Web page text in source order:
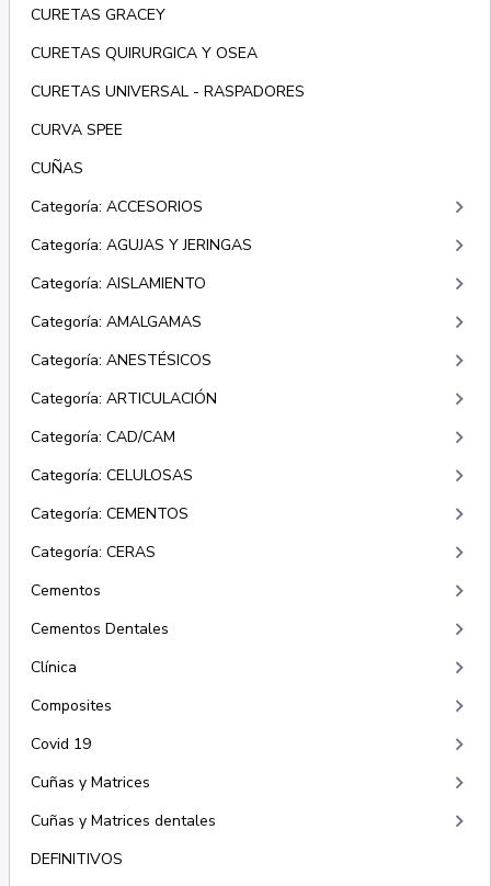
CURETAS GRACEY
CURETAS QUIRURGICA Y OSEA
CURETAS UNIVERSAL - RASPADORES
CURVA SPEE
CUÑAS
Categoría: ACCESORIOS
keyboard_arrow_right
Categoría: AGUJAS Y JERINGAS keyboard_arrow_right
Categoría: AISLAMIENTO keyboard_arrow_right
Categoría: AMALGAMAS keyboard_arrow_right
Categoría: ANESTÉSICOS keyboard_arrow_right
Categoría: ARTICULACIÓN keyboard_arrow_right
Categoría: CAD/CAM keyboard_arrow_right
Categoría: CELULOSAS keyboard_arrow_right
Categoría: CEMENTOS keyboard_arrow_right
Categoría: CERAS keyboard_arrow_right
Cementos keyboard_arrow_right
Cementos Dentales keyboard_arrow_right
Clínica keyboard_arrow_right
Composites keyboard_arrow_right
Covid 19 keyboard_arrow_right
Cuñas y Matrices keyboard_arrow_right
Cuñas y Matrices dentales keyboard_arrow_right
DEFINITIVOS